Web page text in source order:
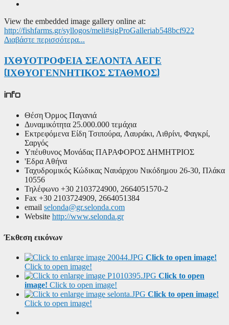
View the embedded image gallery online at:
http://fishfarms.gr/syllogos/meli#sigProGalleriab548bcf922
Διαβάστε περισσότερα...
ΙΧΘΥΟΤΡΟΦΕΙΑ ΣΕΛΟΝΤΑ ΑΕΓΕ
(ΙΧΘΥΟΓΕΝΝΗΤΙΚΟΣ ΣΤΑΘΜΟΣ)
info
Θέση Όρμος Παγανιά
Δυναμικότητα 25.000.000 τεμάχια
Εκτρεφόμενα Είδη Τσιπούρα, Λαυράκι, Λιθρίνι, Φαγκρί,
Σαργός
Υπέυθυνος Μονάδας ΠΑΡΑΦΟΡΟΣ ΔΗΜΗΤΡΙΟΣ
'Εδρα Αθήνα
Ταχυδρομικός Κώδικας Ναυάρχου Νικόδημου 26-30, Πλάκα
10556
Τηλέφωνο +30 2103724900, 2664051570-2
Fax +30 2103724909, 2664051384
email selonda@gr.selonda.com
Website http://www.selonda.gr
Έκθεση εικόνων
Click to open image!
Click to open image!
Click to open
image! Click to open image!
Click to open image!
Click to open image!